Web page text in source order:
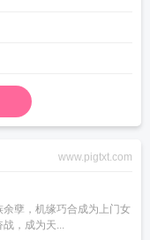
www.pigtxt.com
孽，机缘巧合成为上门女
，成为天...